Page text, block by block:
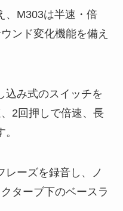
、M303は半速・倍
ンド変化機能を備え
込み式のスイッチを
2回押しで倍速、長
レーズを録音し、ノ
ターブ下のベースラ